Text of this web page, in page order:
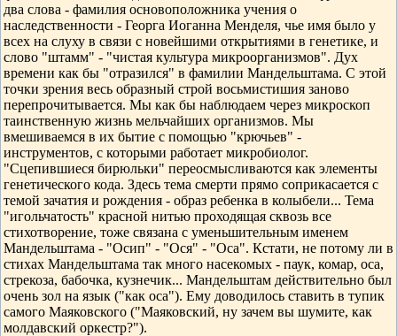
два слова - фамилия основоположника учения о
наследственности - Георга Иоганна Менделя, чье имя было у
всех на слуху в связи с новейшими открытиями в генетике, и
слово "штамм" - "чистая культура микроорганизмов". Дух
времени как бы "отразился" в фамилии Мандельштама. С этой
точки зрения весь образный строй восьмистишия заново
перепрочитывается. Мы как бы наблюдаем через микроскоп
таинственную жизнь мельчайших организмов. Мы
вмешиваемся в их бытие с помощью "крючьев" -
инструментов, с которыми работает микробиолог.
"Сцепившиеся бирюльки" переосмысливаются как элементы
генетического кода. Здесь тема смерти прямо соприкасается с
темой зачатия и рождения - образ ребенка в колыбели... Тема
"игольчатость" красной нитью проходящая сквозь все
стихотворение, тоже связана с уменьшительным именем
Мандельштама - "Осип" - "Ося" - "Оса". Кстати, не потому ли в
стихах Мандельштама так много насекомых - паук, комар, оса,
стрекоза, бабочка, кузнечик... Мандельштам действительно был
очень зол на язык ("как оса"). Ему доводилось ставить в тупик
самого Маяковского ("Маяковский, ну зачем вы шумите, как
молдавский оркестр?").